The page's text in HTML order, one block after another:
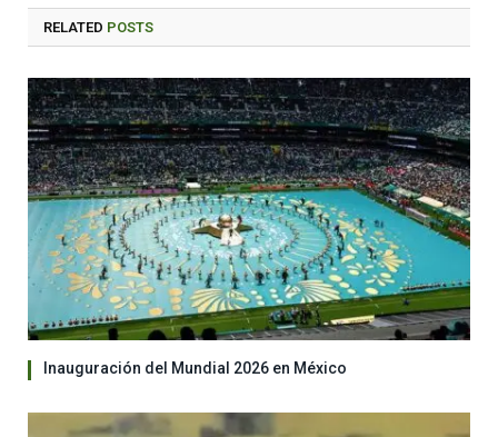
RELATED POSTS
Inauguración del Mundial 2026 en México